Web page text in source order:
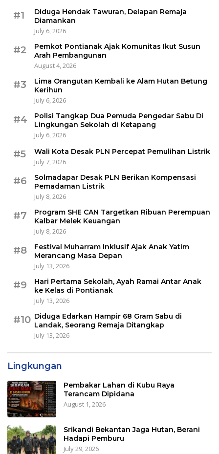
#1
Diduga Hendak Tawuran, Delapan Remaja
Diamankan
July 6, 2026
#2
Pemkot Pontianak Ajak Komunitas Ikut Susun
Arah Pembangunan
August 4, 2026
#3
Lima Orangutan Kembali ke Alam Hutan Betung
Kerihun
July 6, 2026
#4
Polisi Tangkap Dua Pemuda Pengedar Sabu Di
Lingkungan Sekolah di Ketapang
July 6, 2026
#5
Wali Kota Desak PLN Percepat Pemulihan Listrik
July 7, 2026
#6
Solmadapar Desak PLN Berikan Kompensasi
Pemadaman Listrik
July 8, 2026
#7
Program SHE CAN Targetkan Ribuan Perempuan
Kalbar Melek Keuangan
July 8, 2026
#8
Festival Muharram Inklusif Ajak Anak Yatim
Merancang Masa Depan
July 13, 2026
#9
Hari Pertama Sekolah, Ayah Ramai Antar Anak
ke Kelas di Pontianak
July 13, 2026
#10 Diduga Edarkan Hampir 68 Gram Sabu di
Landak, Seorang Remaja Ditangkap
July 13, 2026
Lingkungan
Pembakar Lahan di Kubu Raya
Terancam Dipidana
August 1, 2026
Srikandi Bekantan Jaga Hutan, Berani
Hadapi Pemburu
July 29, 2026